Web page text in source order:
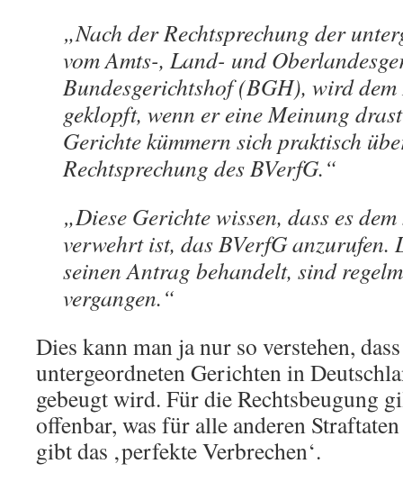
„Nach der Rechtsprechung der
vom Amts-, Land- und
Bundesgerichtshof (BGH), wird
geklopft, wenn er eine Meinung
Gerichte kümmern sich praktisch
Rechtsprechung des BVerfG.“
„Diese Gerichte wissen, dass es
verwehrt ist, das BVerfG anzurufen.
seinen Antrag behandelt, sind
vergangen.“
Dies kann man ja nur so verstehen,
untergeordneten Gerichten in
gebeugt wird. Für die Rechtsbeugung
offenbar, was für alle anderen
gibt das ‚perfekte Verbrechen‘.